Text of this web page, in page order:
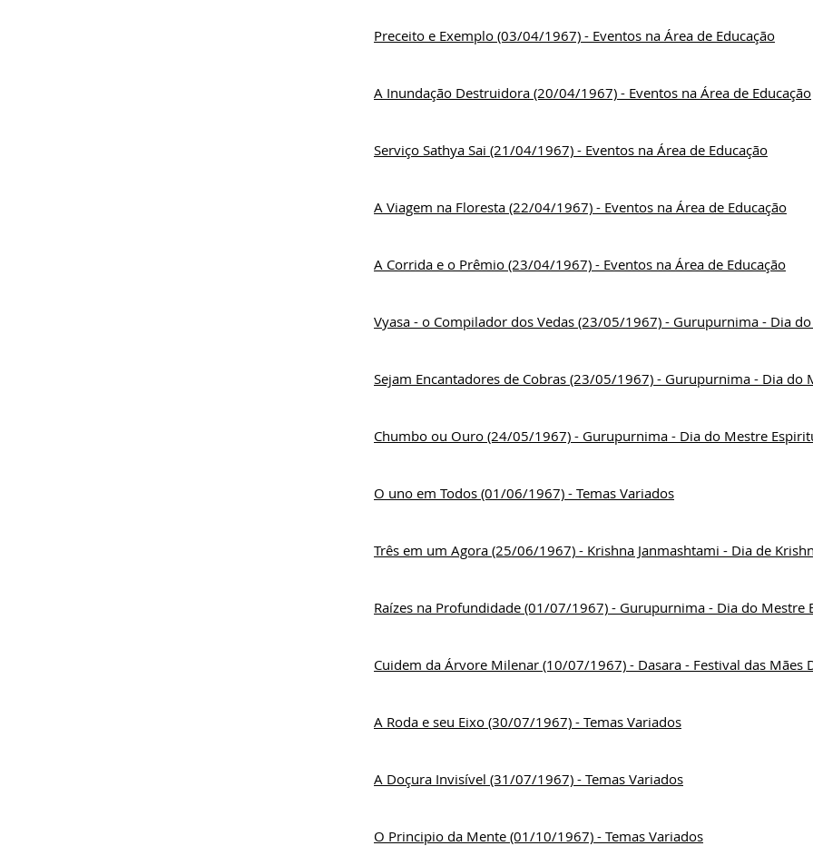
Preceito e Exemplo (03/04/1967) - Eventos na Área de Educação
A Inundação Destruidora (20/04/1967) - Eventos na Área de Educação
Serviço Sathya Sai (21/04/1967) - Eventos na Área de Educação
A Viagem na Floresta (22/04/1967) - Eventos na Área de Educação
A Corrida e o Prêmio (23/04/1967) - Eventos na Área de Educação
Vyasa - o Compilador dos Vedas (23/05/1967) - Gurupurnima - Dia
Sejam Encantadores de Cobras (23/05/1967) - Gurupurnima - Dia do
Chumbo ou Ouro (24/05/1967) - Gurupurnima - Dia do Mestre
O uno em Todos (01/06/1967) - Temas Variados
Três em um Agora (25/06/1967) - Krishna Janmashtami - Dia de
Raízes na Profundidade (01/07/1967) - Gurupurnima - Dia do Mestre
Cuidem da Árvore Milenar (10/07/1967) - Dasara - Festival das Mães
A Roda e seu Eixo (30/07/1967) - Temas Variados
A Doçura Invisível (31/07/1967) - Temas Variados
O Principio da Mente (01/10/1967) - Temas Variados